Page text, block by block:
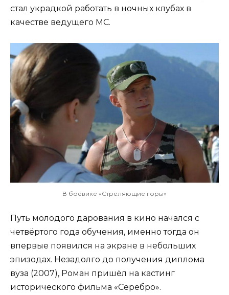
стал украдкой работать в ночных клубах в
качестве ведущего МС.
В боевике «Стреляющие горы»
Путь молодого дарования в кино начался с
четвёртого года обучения, именно тогда он
впервые появился на экране в небольших
эпизодах. Незадолго до получения диплома
вуза (2007), Роман пришёл на кастинг
исторического фильма «Серебро».